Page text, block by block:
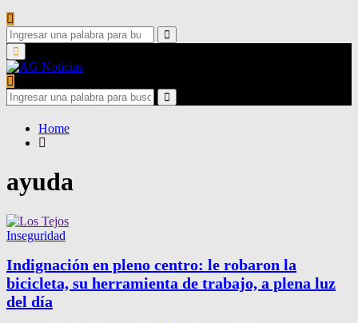
Search
for:
Search
Primary
Menu
Search
for:
Search
Home
ayuda
Inseguridad
Indignación en pleno centro: le robaron la
bicicleta, su herramienta de trabajo, a plena luz
del día